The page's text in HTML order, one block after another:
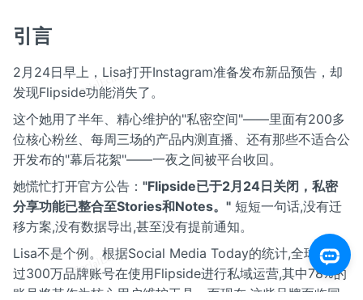
引言
2月24日早上，Lisa打开Instagram准备发布新品预告，却
发现Flipside功能消失了。
这个她用了半年、精心维护的"私密空间"——里面有200多
位核心粉丝、每周三场的产品内测直播、还有那些不适合公
开发布的"幕后花絮"——一夜之间被平台收回。
她慌忙打开官方公告： "Flipside已于2月24日关闭，私密
分享功能已整合至Stories和Notes。" 短短一句话,没有迁
移方案,没有数据导出,甚至没有提前通知。
Lisa不是个例。根据Social Media Today的统计,全球有超
过300万品牌账号在使用Flipside进行私域运营,其中78%的
账号将其作为核心用户维护工具。而现在,这些品牌面临同